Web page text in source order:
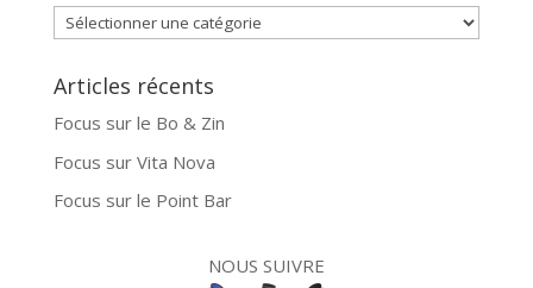
News
Articles récents
Focus sur le Bo & Zin
Focus sur Vita Nova
Focus sur le Point Bar
NOUS SUIVRE